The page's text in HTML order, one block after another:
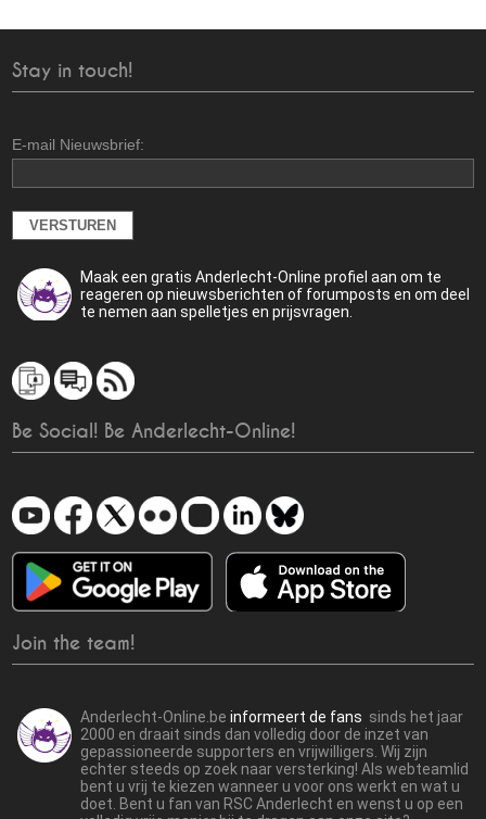
Stay in touch!
E-mail Nieuwsbrief:
Maak een gratis Anderlecht-Online profiel aan om te
reageren op nieuwsberichten of forumposts en om deel
te nemen aan spelletjes en prijsvragen.
Be Social! Be Anderlecht-Online!
Join the team!
Anderlecht-Online.beinformeert de fans sinds het jaar
2000 en draait sinds dan volledig door de inzet van
gepassioneerde supporters en vrijwilligers. Wij zijn
echter steeds op zoek naar versterking! Als webteamlid
bent u vrij te kiezen wanneer u voor ons werkt en wat u
doet. Bent u fan van RSC Anderlecht en wenst u op een